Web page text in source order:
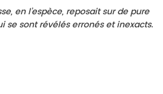
en l’espèce, reposait sur depure
se sont révélés erronés et inexacts.